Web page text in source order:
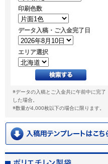
印刷色数
データ入稿・ご入金完了日
エリア選択
※データの入稿とご入金共に午前中に完了
した場合。
※数量が4,000枚以下の場合に限ります。